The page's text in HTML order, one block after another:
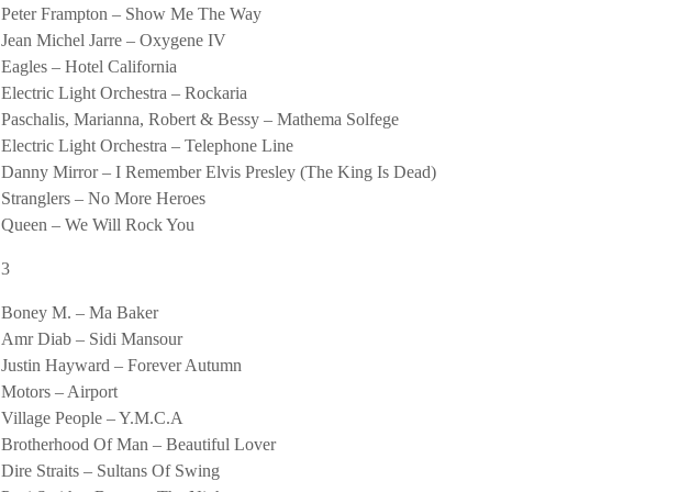
Peter Frampton – Show Me The Way
Jean Michel Jarre – Oxygene IV
Eagles – Hotel California
Electric Light Orchestra – Rockaria
Paschalis, Marianna, Robert & Bessy – Mathema Solfege
Electric Light Orchestra – Telephone Line
Danny Mirror – I Remember Elvis Presley (The King Is Dead)
Stranglers – No More Heroes
Queen – We Will Rock You
3
Boney M. – Ma Baker
Amr Diab – Sidi Mansour
Justin Hayward – Forever Autumn
Motors – Airport
Village People – Y.M.C.A
Brotherhood Of Man – Beautiful Lover
Dire Straits – Sultans Of Swing